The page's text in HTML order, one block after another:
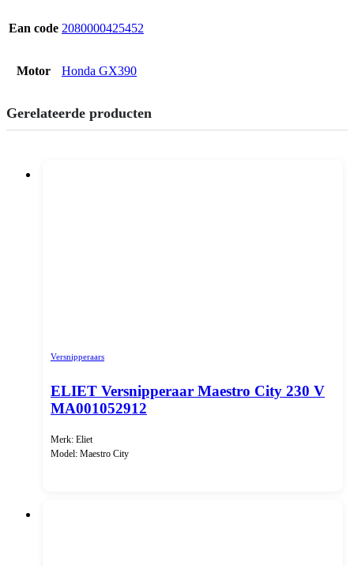
Ean code 2080000425452
Motor Honda GX390
Gerelateerde producten
Versnipperaars
ELIET Versnipperaar Maestro City 230 V
MA001052912
Merk: Eliet
Model: Maestro City